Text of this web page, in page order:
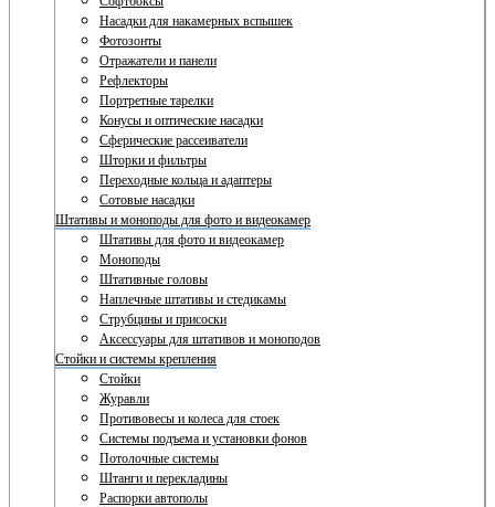
Насадки для накамерных вспышек
Фотозонты
Отражатели и панели
Рефлекторы
Портретные тарелки
Конусы и оптические насадки
Сферические рассеиватели
Шторки и фильтры
Переходные кольца и адаптеры
Сотовые насадки
Штативы и моноподы для фото и видеокамер
Штативы для фото и видеокамер
Моноподы
Штативные головы
Наплечные штативы и стедикамы
Струбцины и присоски
Аксессуары для штативов и моноподов
Стойки и системы крепления
Стойки
Журавли
Противовесы и колеса для стоек
Системы подъема и установки фонов
Потолочные системы
Штанги и перекладины
Распорки автополы